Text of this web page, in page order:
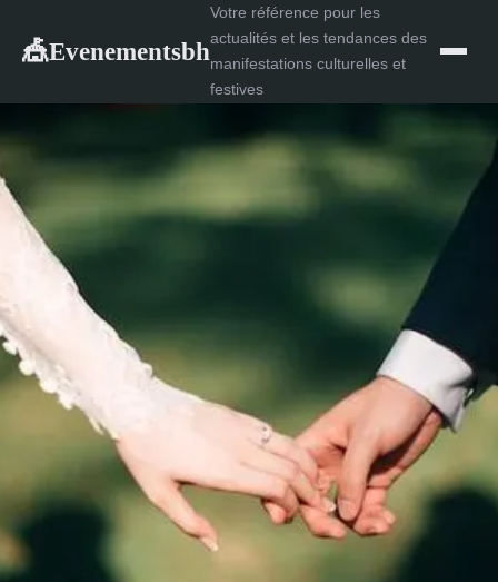
🎪Evenementsbh
Votre référence pour les
actualités et les tendances des
manifestations culturelles et
festives